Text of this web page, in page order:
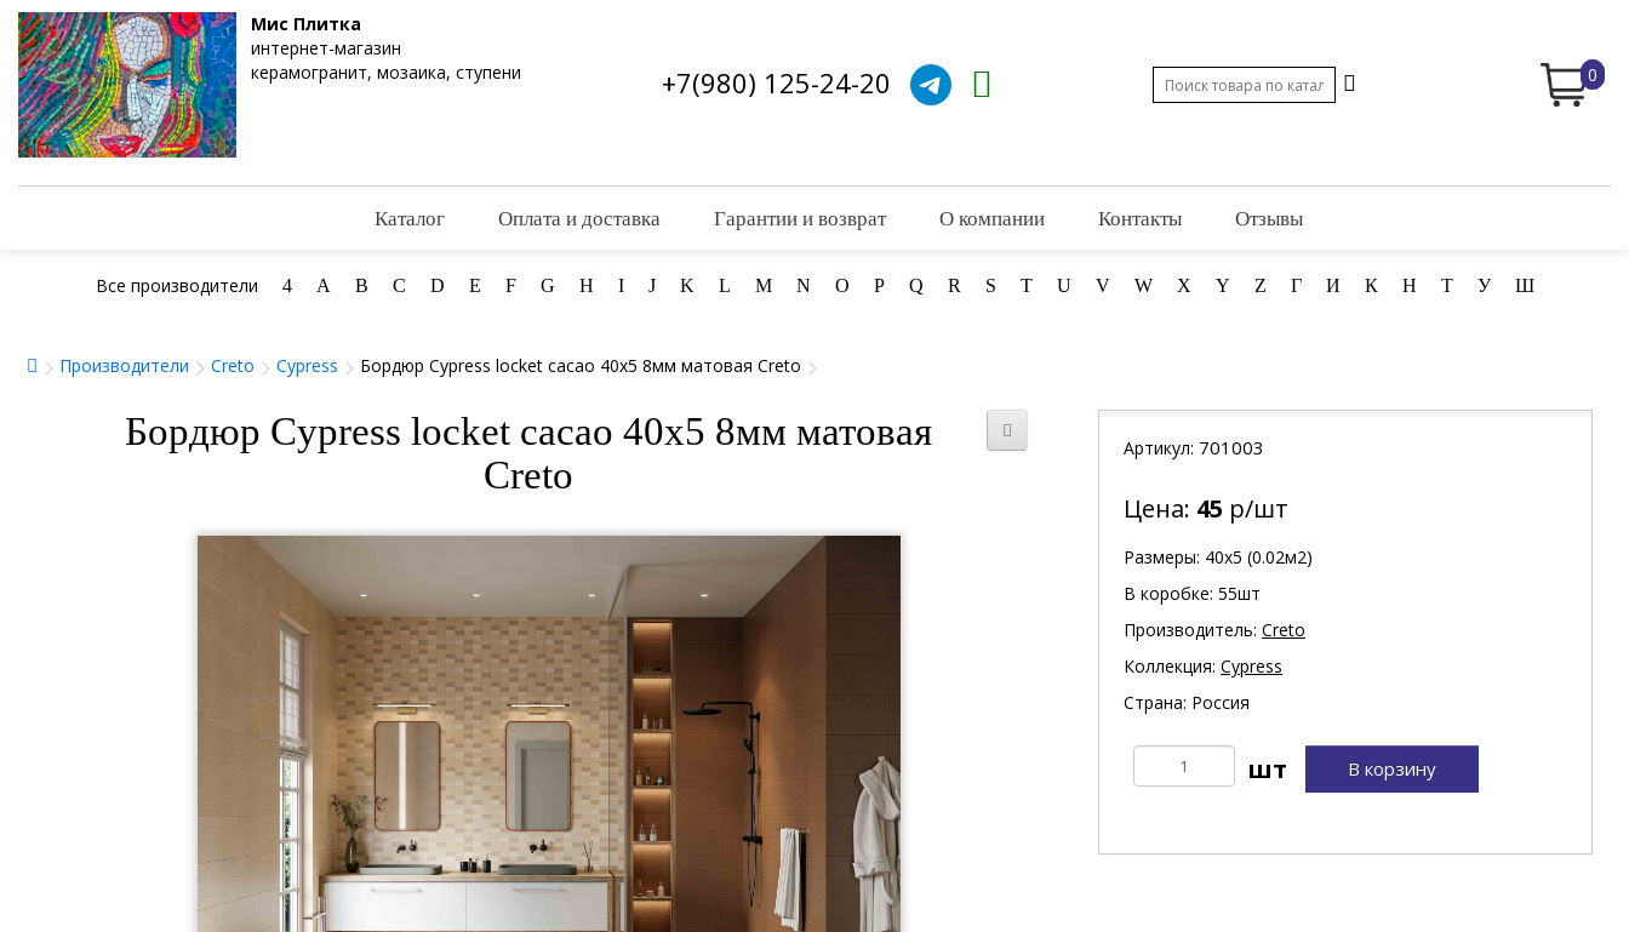
Мис Плитка
интернет-магазин
керамогранит, мозаика, ступени
+7(980) 125-24-20 0
Каталог Оплата и доставка Гарантии и возврат О компании Контакты Отзывы
Все производители 4 A B C D E F G H I J K L M N O P Q R S T U V W X Y Z Г И К Н Т У Ш
Производители Creto Cypress Бордюр Cypress locket cacao 40x5 8мм матовая Creto
Бордюр Cypress locket cacao 40x5 8мм матовая
Creto
Артикул: 701003
Цена: 45 р/шт
Размеры: 40х5 (0.02м2)
В коробке: 55шт
Производитель: Creto
Коллекция: Cypress
Страна: Россия
В корзину